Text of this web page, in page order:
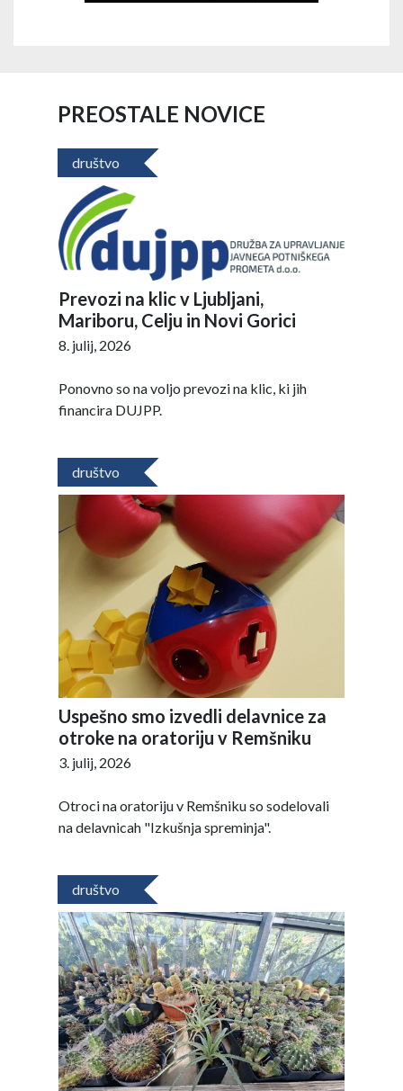
PREOSTALE NOVICE
društvo
Prevozi na klic v Ljubljani,
Mariboru, Celju in Novi Gorici
8. julij, 2026
Ponovno so na voljo prevozi na klic, ki jih
financira DUJPP.
društvo
Uspešno smo izvedli delavnice za
otroke na oratoriju v Remšniku
3. julij, 2026
Otroci na oratoriju v Remšniku so sodelovali
na delavnicah "Izkušnja spreminja".
društvo